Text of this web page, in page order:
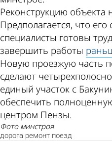
Реконструкцию объекта
Предполагается, что
специалисты готовы
завершить работы
Новую проезжую часть
сделают
единый участок с
обеспечить
центром Пензы.
фото минстроя
дорога ремонт поезд